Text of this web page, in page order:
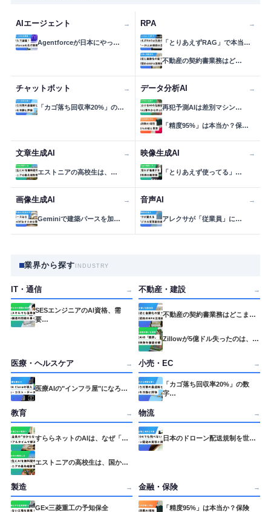
AIエージェント →
Agentforceが日本にやっ…
RPA →
「とりあえずRAG」で本当…
不動産の契約書業務はど…
チャットボット →
「カゴ落ち回収率20%」の…
データ分析AI →
再犯予測AIは差別マシン…
「精度95%」は本当か？保…
文章生成AI →
エストニアの高校生は、…
映像生成AI →
「とりあえず使ってる」…
画像生成AI →
Geminiで建築パースを加…
音声AI →
アレクサが「従業員」に…
業界から探す INDUSTRY
IT・通信 →
SESエンジニアのAI資格、需
要…
不動産・建設 →
不動産の契約書業務はどこま…
Zillowが5億ドル失ったのは、…
医療・ヘルスケア →
医療AIの"インフラ屋"になろ…
小売・EC →
「カゴ落ち回収率20%」の数
字…
教育 →
すららネットのAIは、なぜ「…
エストニアの高校生は、国か…
物流 →
日本のドローン配送規制を世…
製造 →
GE×三菱重工の予知保全
金融・保険 →
「精度95%」は本当か？保険